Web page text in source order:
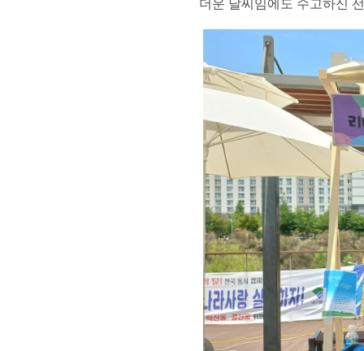
더운 날씨임에도 수고하신